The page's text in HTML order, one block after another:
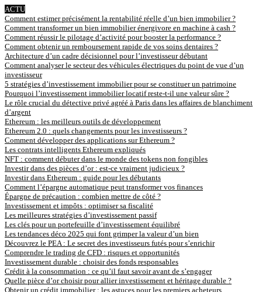
ACTU
Comment estimer précisément la rentabilité réelle d’un bien immobilier ?
Comment transformer un bien immobilier énergivore en machine à cash ?
Comment réussir le pilotage d’activité pour booster la performance ?
Comment obtenir un remboursement rapide de vos soins dentaires ?
Architecture d’un cadre décisionnel pour l’investisseur débutant
Comment analyser le secteur des véhicules électriques du point de vue d’un
investisseur
5 stratégies d’investissement immobilier pour se constituer un patrimoine
Pourquoi l’investissement immobilier locatif reste-t-il une valeur sûre ?
Le rôle crucial du détective privé agréé à Paris dans les affaires de blanchiment
d’argent
Ethereum : les meilleurs outils de développement
Ethereum 2.0 : quels changements pour les investisseurs ?
Comment développer des applications sur Ethereum ?
Les contrats intelligents Ethereum expliqués
NFT : comment débuter dans le monde des tokens non fongibles
Investir dans des pièces d’or : est-ce vraiment judicieux ?
Investir dans Ethereum : guide pour les débutants
Comment l’épargne automatique peut transformer vos finances
Épargne de précaution : combien mettre de côté ?
Investissement et impôts : optimiser sa fiscalité
Les meilleures stratégies d’investissement passif
Les clés pour un portefeuille d’investissement équilibré
Les tendances déco 2025 qui font grimper la valeur d’un bien
Découvrez le PEA : Le secret des investisseurs futés pour s’enrichir
Comprendre le trading de CFD : risques et opportunités
Investissement durable : choisir des fonds responsables
Crédit à la consommation : ce qu’il faut savoir avant de s’engager
Quelle pièce d’or choisir pour allier investissement et héritage durable ?
Obtenir un crédit immobilier : les astuces pour les premiers acheteurs